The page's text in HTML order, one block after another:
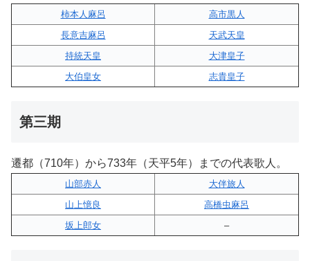
柿本人麻呂
高市黒人
長意吉麻呂
天武天皇
持統天皇
大津皇子
大伯皇女
志貴皇子
第三期
遷都（710年）から733年（天平5年）までの代表歌人。
山部赤人
大伴旅人
山上憶良
高橋虫麻呂
坂上郎女
–